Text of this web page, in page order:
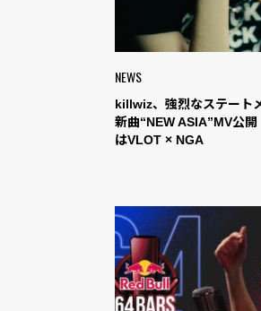
NEWS
killwiz、強烈なステート
新曲“NEW ASIA”MV公
はVLOT × NGA